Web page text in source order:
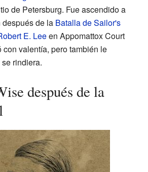
de Petersburg. Fue ascendido a
de la Batalla de Sailor's
E. Leeen Appomattox Court
valentía, pero también le
rindiera.
después de la